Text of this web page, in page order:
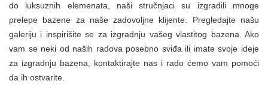
do luksuznih elemenata, naši stručnjaci su izgradili mnoge
prelepe bazene za naše zadovoljne klijente. Pregledajte našu
galeriju i inspirišite se za izgradnju vašeg vlastitog bazena. Ako
vam se neki od naših radova posebno sviđa ili imate svoje ideje
za izgradnju bazena, kontaktirajte nas i rado ćemo vam pomoći
da ih ostvarite.